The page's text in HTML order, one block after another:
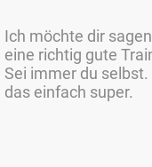
Ich möchte dir
eine richtig gute
Sei immer du
das einfach super.